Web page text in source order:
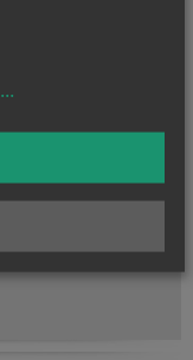
Stein), Hl. Hathumar,
...